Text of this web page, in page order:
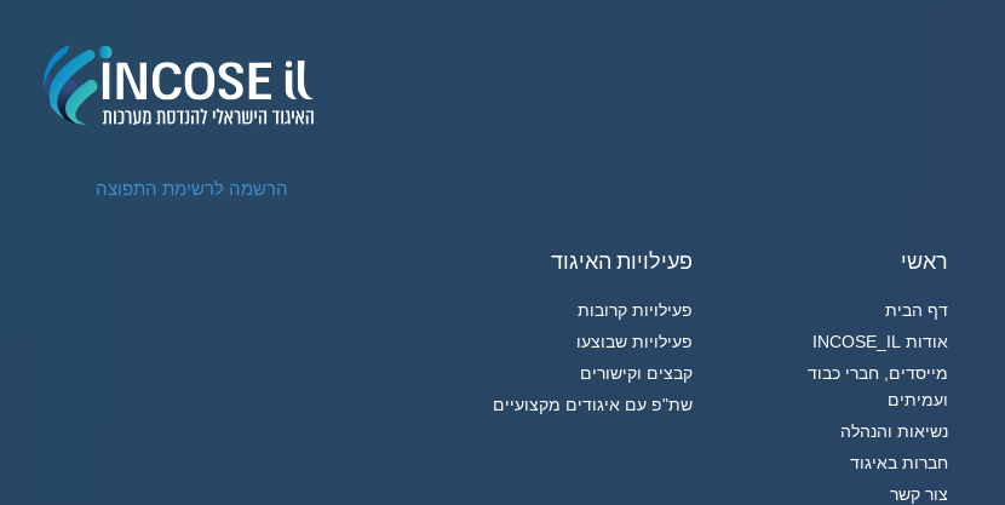
הרשמה לרשימת התפוצה
פעילויות האיגוד
פעילויות קרובות
פעילויות שבוצעו
קבצים וקישורים
שת"פ עם איגודים מקצועיים
ראשי
דף הבית
אודות INCOSE_IL
מייסדים, חברי כבוד
ועמיתים
נשיאות והנהלה
חברות באיגוד
צור קשר